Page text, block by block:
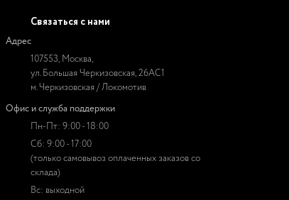
Связаться с нами
Адрес
107553, Москва,
ул. Большая Черкизовская, 26АС1
м. Черкизовская / Локомотив
Офис и служба поддержки
Пн-Пт: 9:00 - 18:00
Сб: 9:00 - 17:00
(только самовывоз оплаченных заказов со
склада)
Вс: выходной